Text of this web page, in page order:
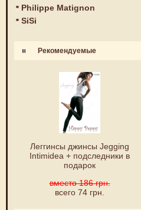
Philippe Matignon
SiSi
Рекомендуемые
Леггинсы джинсы Jegging
Intimidea + подследники в
подарок
вместо 186 грн.
всего 74 грн.